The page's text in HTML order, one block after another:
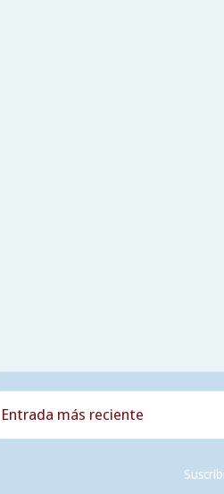
Entrada más reciente